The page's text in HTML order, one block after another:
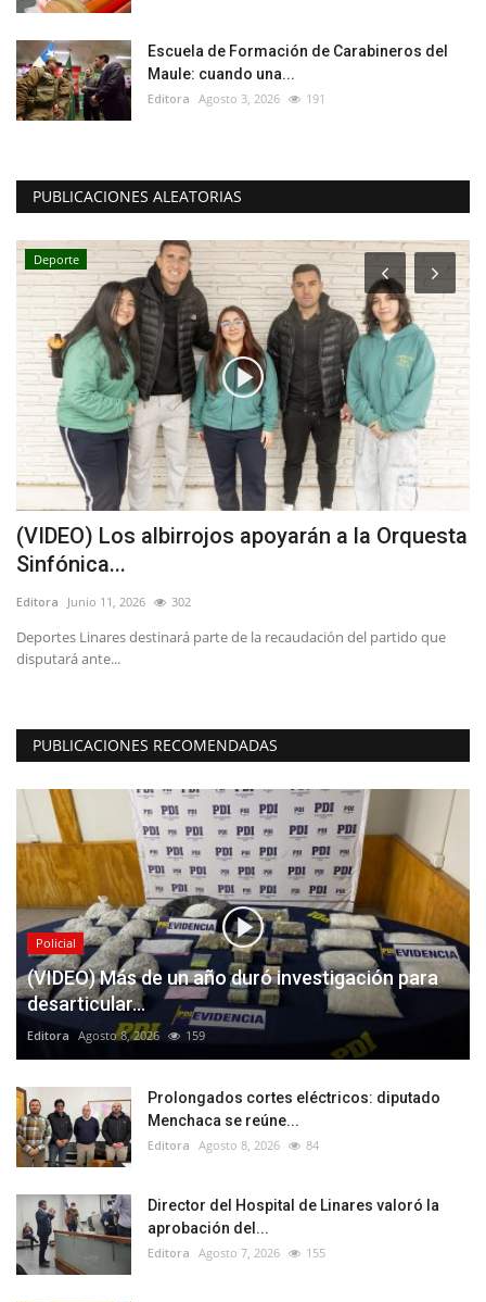
Escuela de Formación de Carabineros del
Maule: cuando una...
Editora Agosto 3, 2026 191
PUBLICACIONES ALEATORIAS
Deporte
(VIDEO) Los albirrojos apoyarán a la Orquesta
Sinfónica...
Editora Junio 11, 2026 302
Deportes Linares destinará parte de la recaudación del partido que
disputará ante...
PUBLICACIONES RECOMENDADAS
Policial
(VIDEO) Más de un año duró investigación para
desarticular...
Editora Agosto 8, 2026 159
Prolongados cortes eléctricos: diputado
Menchaca se reúne...
Editora Agosto 8, 2026 84
Director del Hospital de Linares valoró la
aprobación del...
Editora Agosto 7, 2026 155